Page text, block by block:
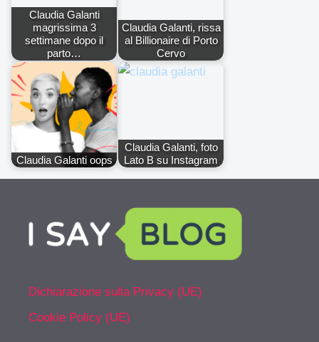
Claudia Galanti
magrissima 3
settimane dopo il
parto…
Claudia Galanti, rissa
al Billionaire di Porto
Cervo
Claudia Galanti oops
Claudia Galanti, foto
Lato B su Instagram
Dichiarazione sulla Privacy (UE)
Cookie Policy (UE)